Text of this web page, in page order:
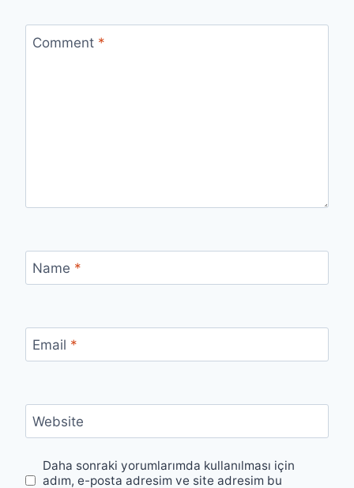
Comment *
Name *
Email *
Website
Daha sonraki yorumlarımda kullanılması için
adım, e-posta adresim ve site adresim bu